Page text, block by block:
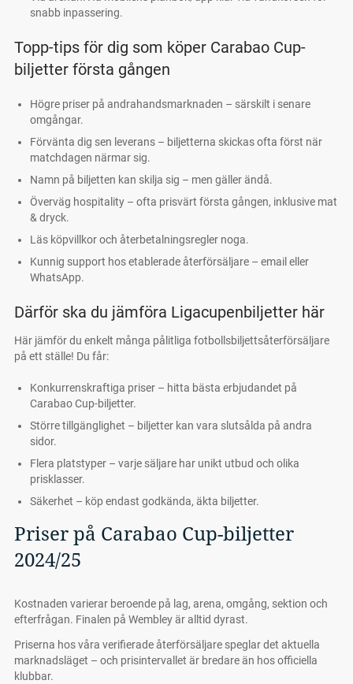
snabb inpassering.
Topp-tips för dig som köper Carabao Cup-
biljetter första gången
Högre priser på andrahandsmarknaden – särskilt i senare
omgångar.
Förvänta dig sen leverans – biljetterna skickas ofta först när
matchdagen närmar sig.
Namn på biljetten kan skilja sig – men gäller ändå.
Överväg hospitality – ofta prisvärt första gången, inklusive mat
& dryck.
Läs köpvillkor och återbetalningsregler noga.
Kunnig support hos etablerade återförsäljare – email eller
WhatsApp.
Därför ska du jämföra Ligacupenbiljetter här
Här jämför du enkelt många pålitliga fotbollsbiljettsåterförsäljare
på ett ställe! Du får:
Konkurrenskraftiga priser – hitta bästa erbjudandet på
Carabao Cup-biljetter.
Större tillgänglighet – biljetter kan vara slutsålda på andra
sidor.
Flera platstyper – varje säljare har unikt utbud och olika
prisklasser.
Säkerhet – köp endast godkända, äkta biljetter.
Priser på Carabao Cup-biljetter
2024/25
Kostnaden varierar beroende på lag, arena, omgång, sektion och
efterfrågan. Finalen på Wembley är alltid dyrast.
Priserna hos våra verifierade återförsäljare speglar det aktuella
marknadsläget – och prisintervallet är bredare än hos officiella
klubbar.